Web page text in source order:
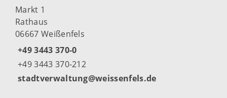
Markt 1
Rathaus
06667 Weißenfels
+49 3443 370-0
+49 3443 370-212
stadtverwaltung@weissenfels.de